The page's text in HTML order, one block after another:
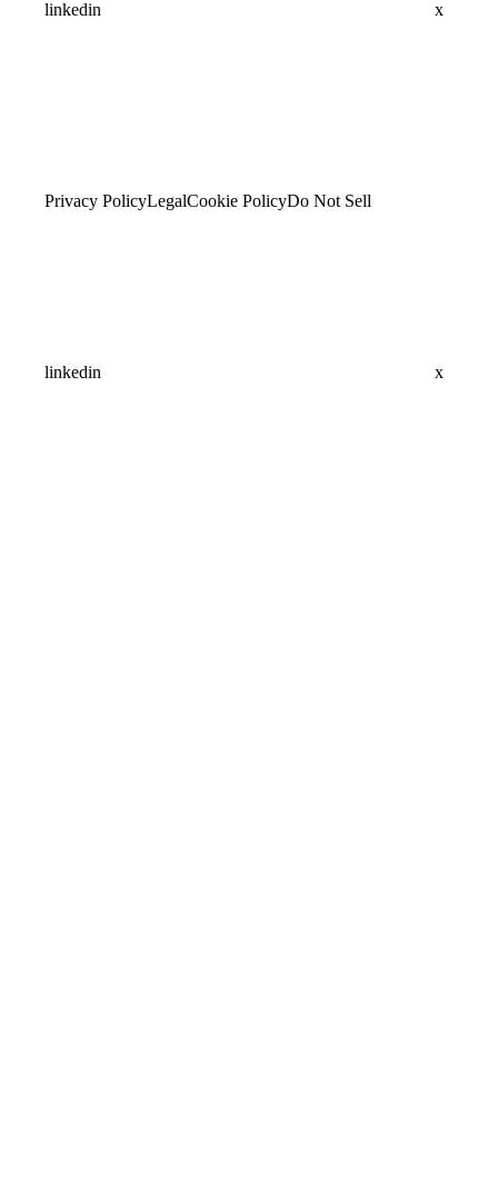
linkedin x
Privacy PolicyLegalCookie PolicyDo Not Sell
linkedin x